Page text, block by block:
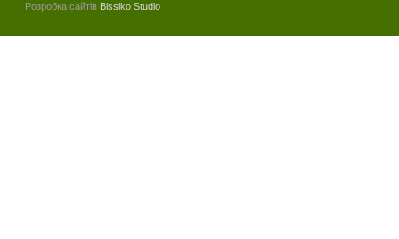
Розробка сайтів Bissiko Studio